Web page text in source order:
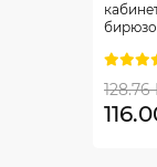
128.76